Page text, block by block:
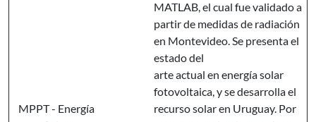
MPPT - Energía
MATLAB, el cual fue validado a
partir de medidas de radiación
en Montevideo. Se presenta el
estado del
arte actual en energía solar
fotovoltaica, y se desarrolla el
recurso solar en Uruguay. Por